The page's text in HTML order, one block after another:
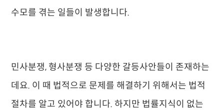
수모를 겪는 일들이 발생합니다.
민사분쟁, 형사분쟁 등 다양한 갈등사안들이 존재하는
데요. 이 때 법적으로 문제를 해결하기 위해서는 법적
절차를 알고 있어야 합니다. 하지만 법률지식이 없는